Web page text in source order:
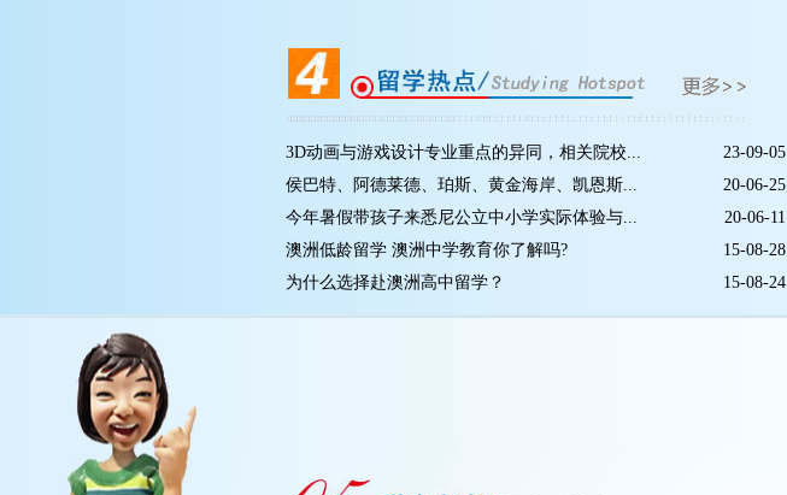
23-09-05
3D动画与游戏设计专业重点的异同，相关院校...
20-06-25
侯巴特、阿德莱德、珀斯、黄金海岸、凯恩斯...
20-06-11
今年暑假带孩子来悉尼公立中小学实际体验与...
15-08-28
澳洲低龄留学 澳洲中学教育你了解吗?
15-08-24
为什么选择赴澳洲高中留学？